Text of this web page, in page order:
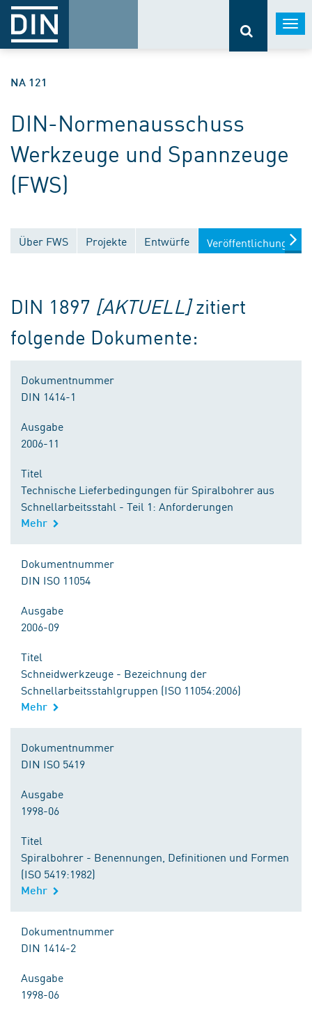
NA 121
DIN-Normenausschuss
Werkzeuge und Spannzeuge
(FWS)
Über FWS Projekte Entwürfe Veröffentlichungen
DIN 1897 [AKTUELL] zitiert
folgende Dokumente:
Dokumentnummer
DIN 1414-1
Ausgabe
2006-11
Titel
Technische Lieferbedingungen für Spiralbohrer aus
Schnellarbeitsstahl - Teil 1: Anforderungen
Mehr
Dokumentnummer
DIN ISO 11054
Ausgabe
2006-09
Titel
Schneidwerkzeuge - Bezeichnung der
Schnellarbeitsstahlgruppen (ISO 11054:2006)
Mehr
Dokumentnummer
DIN ISO 5419
Ausgabe
1998-06
Titel
Spiralbohrer - Benennungen, Definitionen und Formen
(ISO 5419:1982)
Mehr
Dokumentnummer
DIN 1414-2
Ausgabe
1998-06